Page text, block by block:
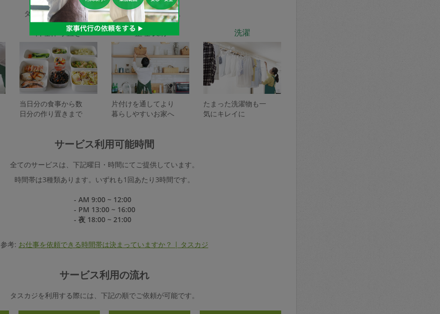
タスカジで依頼できるサービスは下記となります。
料理作り置き
当日分の食事から数
日分の作り置きまで
整理収納
片付けを通してより
暮らしやすいお家へ
洗濯
たまった洗濯物も一
気にキレイに
サービス利用可能時間
全てのサービスは、下記曜日・時間にてご提供しています。
時間帯は3種類あります。いずれも1回あたり3時間です。
- AM 9:00 ~ 12:00
- PM 13:00 ~ 16:00
- 夜 18:00 ~ 21:00
参考: お仕事を依頼できる時間帯は決まっていますか？ | タスカジ
サービス利用の流れ
タスカジを利用する際には、下記の順でご依頼が可能です。